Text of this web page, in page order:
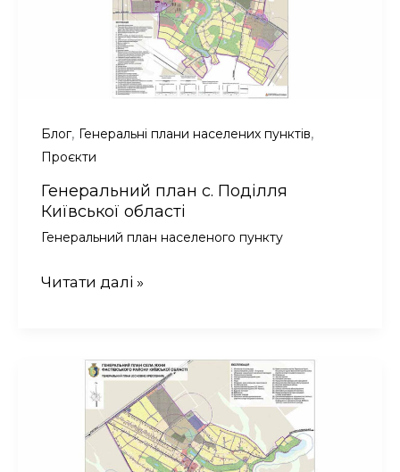
Київської
Блог, Генеральні плани населених пунктів,
Проєкти
Генеральний план с. Поділля
Київської області
Генеральний план населеного пункту
Генеральний
Київської
області
Читати далі »